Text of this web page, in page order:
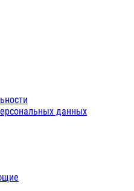
данных